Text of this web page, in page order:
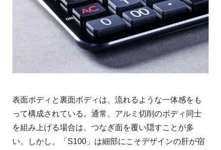
表面ボディと裏面ボディは、流れるような一体感をも
って構成されている。通常、アルミ切削のボディ同士
を組み上げる場合は、つなぎ面を覆い隠すことが多
い。しかし、「S100」は細部にこそデザインの肝が宿